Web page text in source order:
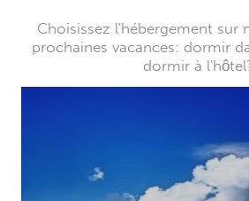
Choisissez l'hébergement sur
prochaines vacances: dormir
dormir à